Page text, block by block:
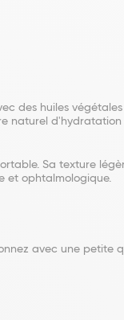
des huiles
naturel
Sa texture
et ophtalmologique.
avec une petite